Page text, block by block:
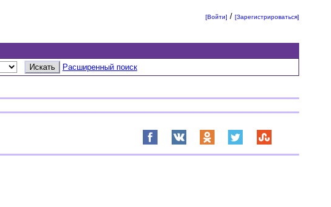
[Войти] /[Зарегистрироваться]
Расширенный поиск